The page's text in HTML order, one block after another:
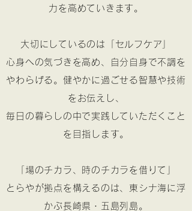
力を高めていきます。
大切にしているのは「セルフケア」
心身への気づきを高め、自分自身で不調を
やわらげる。 健やかに過ごせる智慧や技術
をお伝えし、
毎日の暮らしの中で実践していただくこと
を目指します。
「場のチカラ、時のチカラを借りて」
とらやが拠点を構えるのは、東シナ海に浮
かぶ長崎県・五島列島。